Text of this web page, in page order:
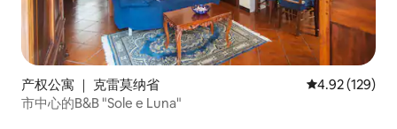
产权公寓 ｜ 克雷莫纳省 平均评分 4.92
4.92 (129)
市中心的B&B "Sole e Luna"